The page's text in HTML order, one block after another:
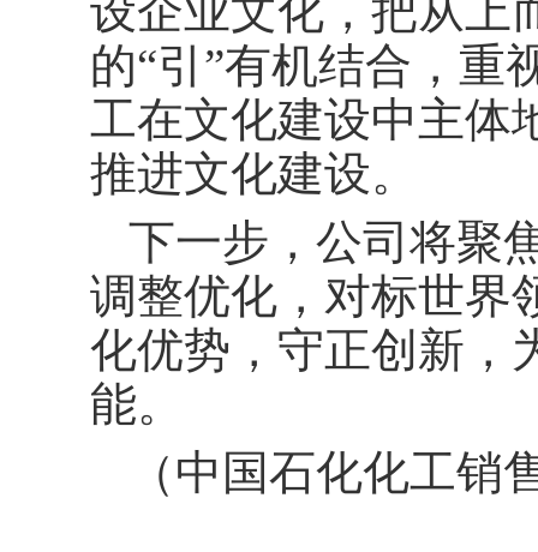
设企业文化，把从上
的“引”有机结合，重
工在文化建设中主体
推进文化建设。
下一步，公司将聚
调整优化，对标世界
化优势，守正创新，
能。
（中国石化化工销